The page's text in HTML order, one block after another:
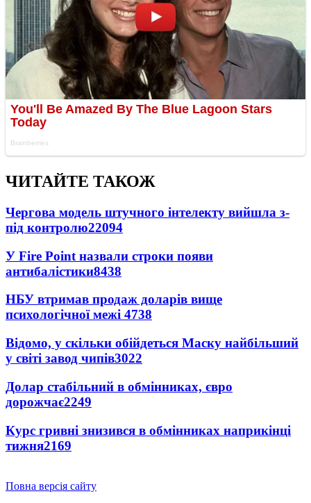
ЧИТАЙТЕ ТАКОЖ
Чергова модель штучного інтелекту вийшла з-
під контролю22094
У Fire Point назвали строки появи
антибалістики8438
НБУ втримав продаж доларів вище
психологічної межі 4738
Відомо, у скільки обійдеться Маску найбільший
у світі завод чипів3022
Долар стабільний в обмінниках, євро
дорожчає2249
Курс гривні знизився в обмінниках наприкінці
тижня2169
Повна версія сайту